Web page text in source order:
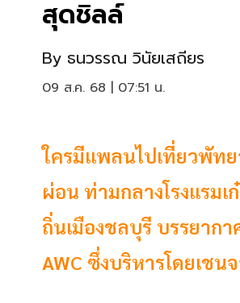
สุดชิลล์
By ธนวรรณ วินัยเสถียร
09 ส.ค. 68 | 07:51 น.
ใครมีแพลนไปเที่ยวพัท
ผ่อน ท่ามกลางโรงแรม
ถิ่นเมืองชลบุรี บรรยาก
AWC ซึ่งบริหารโดยเช